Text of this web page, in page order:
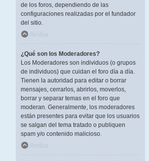
de los foros, dependiendo de las
configuraciones realizadas por el fundador
del sitio.
Arriba
¿Qué son los Moderadores?
Los Moderadores son individuos (o grupos
de individuos) que cuidan el foro día a día.
Tienen la autoridad para editar o borrar
mensajes, cerrarlos, abrirlos, moverlos,
borrar y separar temas en el foro que
moderan. Generalmente, los moderadores
están presentes para evitar que los usuarios
se salgan del tema tratado o publiquen
spam y/o contenido malicioso.
Arriba